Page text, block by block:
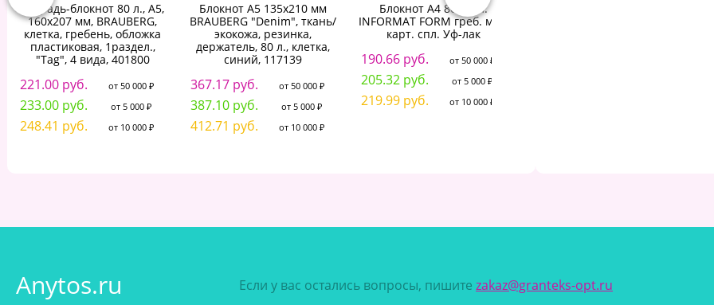
Тетрадь-блокнот 80 л., А5,
160х207 мм, BRAUBERG,
клетка, гребень, обложка
пластиковая, 1раздел.,
"Tag", 4 вида, 401800
221.00 руб. от 50 000 ₽
233.00 руб. от 5 000 ₽
248.41 руб. от 10 000 ₽
Блокнот А5 135x210 мм
BRAUBERG "Denim", ткань/
экокожа, резинка,
держатель, 80 л., клетка,
синий, 117139
367.17 руб. от 50 000 ₽
387.10 руб. от 5 000 ₽
412.71 руб. от 10 000 ₽
Блокнот А4 80 л. кл.
INFORMAT FORM греб. мел.
карт. спл. Уф-лак
190.66 руб. от 50 000 ₽
205.32 руб. от 5 000 ₽
219.99 руб. от 10 000 ₽
Anytos.ru Если у вас остались вопросы, пишите zakaz@granteks-opt.ru